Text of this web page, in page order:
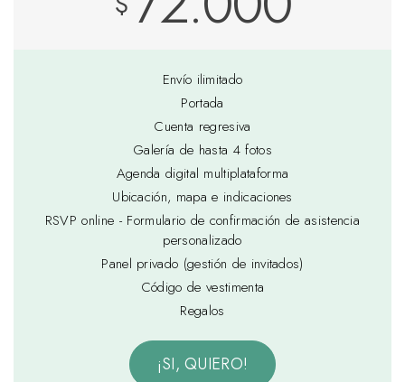
Envío ilimitado
Portada
Cuenta regresiva
Galería de hasta 4 fotos
Agenda digital multiplataforma
Ubicación, mapa e indicaciones
RSVP online - Formulario de confirmación de asistencia
personalizado
Panel privado (gestión de invitados)
Código de vestimenta
Regalos
¡SI, QUIERO!